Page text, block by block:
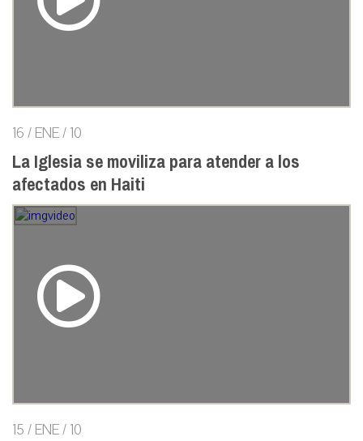
16 / ENE / 10
La Iglesia se moviliza para atender a los
afectados en Haiti
15 / ENE / 10